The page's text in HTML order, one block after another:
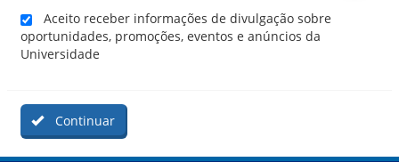
Aceito receber informações de divulgação sobre
oportunidades, promoções, eventos e anúncios da
Universidade
Continuar